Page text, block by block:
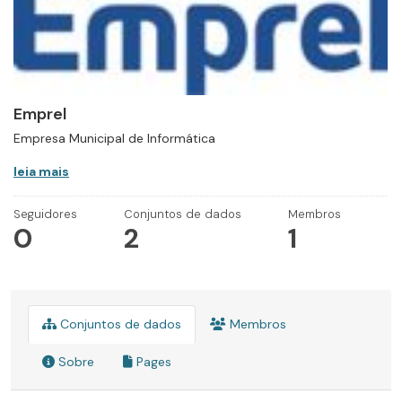
Emprel
Empresa Municipal de Informática
leia mais
Seguidores
0
Conjuntos de dados
2
Membros
1
Conjuntos de dados Membros
Sobre Pages